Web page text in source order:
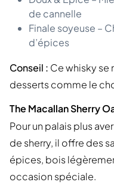
de cannelle
Finale soyeuse –
d’épices
Conseil : Ce whisky se
desserts comme le
The Macallan Sherry
Pour un palais plus
de sherry, il offre des
épices, bois
occasion spéciale.